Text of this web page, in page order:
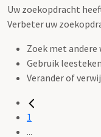
Uw zoekopdracht
Verbeter uw
Zoek met andere
Gebruik
Verander of
1
...